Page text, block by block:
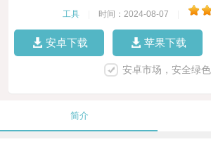
工具 时间：2024-08-07
安卓下载 苹果下载
安卓市场，安全绿色
简介